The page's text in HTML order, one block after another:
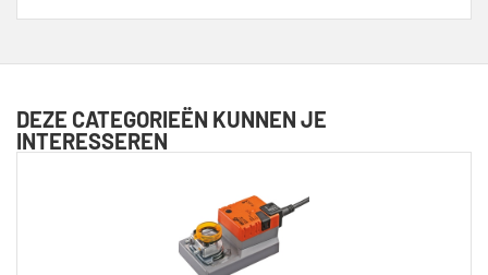
DEZE CATEGORIEËN KUNNEN JE
INTERESSEREN